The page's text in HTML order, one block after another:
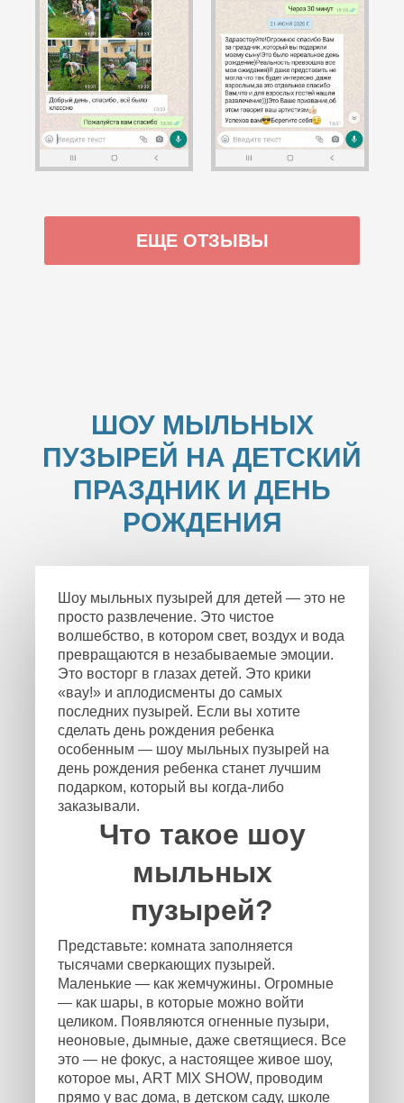
ЕЩЕ ОТЗЫВЫ
ШОУ МЫЛЬНЫХ
ПУЗЫРЕЙ НА ДЕТСКИЙ
ПРАЗДНИК И ДЕНЬ
РОЖДЕНИЯ
Шоу мыльных пузырей для детей — это не
просто развлечение. Это чистое
волшебство, в котором свет, воздух и вода
превращаются в незабываемые эмоции.
Это восторг в глазах детей. Это крики
«вау!» и аплодисменты до самых
последних пузырей. Если вы хотите
сделать день рождения ребенка
особенным — шоу мыльных пузырей на
день рождения ребенка станет лучшим
подарком, который вы когда-либо
заказывали.
Что такое шоу
мыльных
пузырей?
Представьте: комната заполняется
тысячами сверкающих пузырей.
Маленькие — как жемчужины. Огромные
— как шары, в которые можно войти
целиком. Появляются огненные пузыри,
неоновые, дымные, даже светящиеся. Все
это — не фокус, а настоящее живое шоу,
которое мы, ART MIX SHOW, проводим
прямо у вас дома, в детском саду, школе